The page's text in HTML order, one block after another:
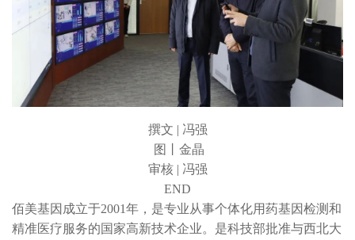
撰文 | 冯强
图丨金晶
审核 | 冯强
END
佰美基因成立于2001年，是专业从事个体化用药基因检测和
精准医疗服务的国家高新技术企业。是科技部批准与西北大